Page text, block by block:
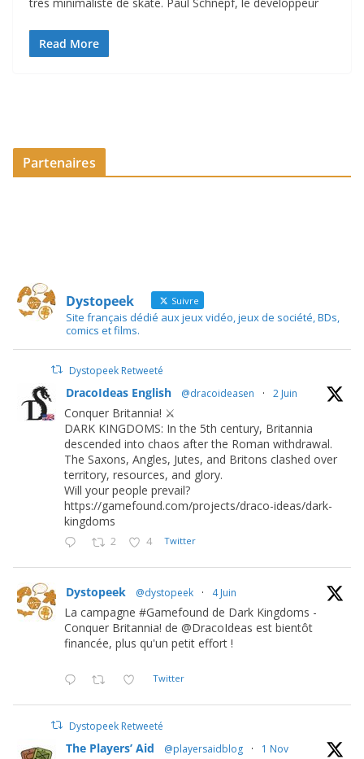
Read More
Partenaires
Dystopeek Suivre
Site français dédié aux jeux vidéo, jeux de société, BDs,
comics et films.
Dystopeek Retweeté
DracoIdeas English @dracoideasen · 2 Juin
Conquer Britannia! ⚔️
DARK KINGDOMS: In the 5th century, Britannia
descended into chaos after the Roman withdrawal.
The Saxons, Angles, Jutes, and Britons clashed over
territory, resources, and glory.
Will your people prevail?
https://gamefound.com/projects/draco-ideas/dark-
kingdoms
2 4 Twitter
Dystopeek @dystopeek · 4 Juin
La campagne #Gamefound de Dark Kingdoms -
Conquer Britannia! de @DracoIdeas est bientôt
financée, plus qu'un petit effort !
Twitter
Dystopeek Retweeté
The Players’ Aid @playersaidblog · 1 Nov